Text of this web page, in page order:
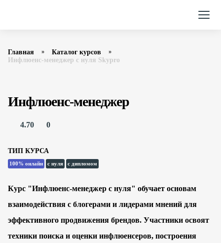
Главная
Каталог курсов
Инфлюенс-менеджер с нуля Skypro
Инфлюенс-менеджер
4.70 0
ТИП КУРСА
100% онлайн с нуля с дипломом
Курс "Инфлюенс-менеджер с нуля" обучает основам
взаимодействия с блогерами и лидерами мнений для
эффективного продвижения брендов. Участники освоят
техники поиска и оценки инфлюенсеров, построения